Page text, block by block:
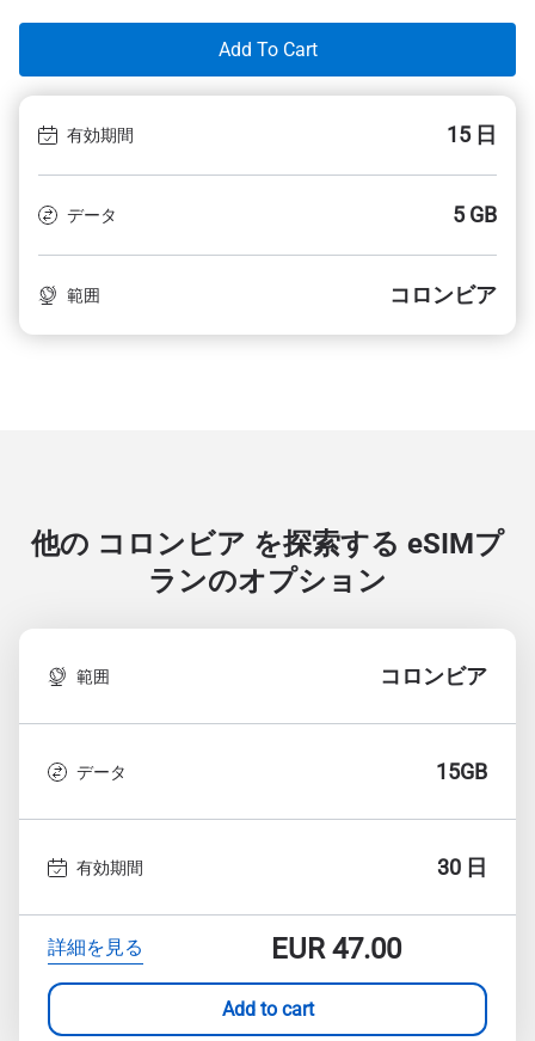
Add To Cart
有効期間 15 日
データ 5 GB
範囲 コロンビア
他の コロンビア を探索する eSIMプ
ランのオプション
範囲 コロンビア
データ 15GB
有効期間 30 日
詳細を見る EUR47.00
Add to cart